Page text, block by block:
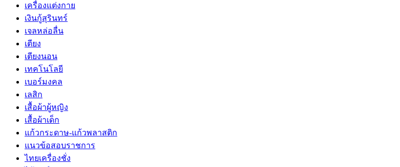
เครื่องแต่งกาย
เงินกู้สุรินทร์
เจลหล่อลื่น
เตียง
เตียงนอน
เทคโนโลยี
เบอร์มงคล
เลสิก
เสื้อผ้าผู้หญิง
เสื้อผ้าเด็ก
แก้วกระดาษ-แก้วพลาสติก
แนวข้อสอบราชการ
ไทยเครื่องชั่ง